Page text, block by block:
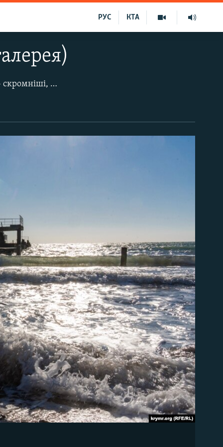
КТА
РУС
Новорічні та різдвяні заходи в курортній Євпаторії, як, втім, у всьому Криму – скромніші, ніж у попередні роки. За заявою місцевих чиновників, «спеціальна військова операція» (